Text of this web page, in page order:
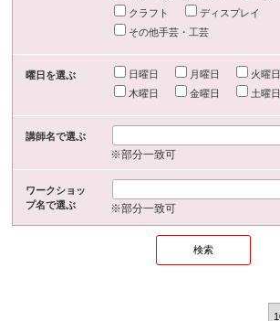
クラフト
ディスプレイ
その他手芸・工芸
曜日を選ぶ 日曜日 月曜日 火曜日
木曜日
金曜日 土曜日
講師名で選ぶ
※部分一致可
ワークショッ
プ名で選ぶ
※部分一致可